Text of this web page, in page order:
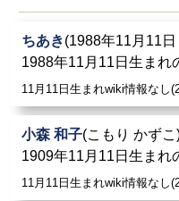
ちあき(1988年11月11日
1988年11月11日生まれ
11月11日生まれwiki情報なし
小森 和子(こもり かずこ
1909年11月11日生まれ
11月11日生まれwiki情報なし